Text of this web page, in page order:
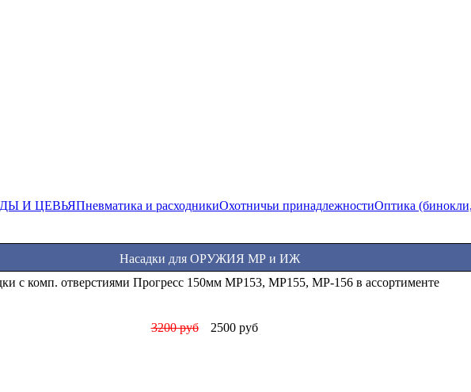
И ЦЕВЬЯПневматика и расходникиОхотничьи принадлежностиОптика
Насадки для ОРУЖИЯ МР и ИЖ
с комп. отверстиями Прогресс 150мм МР153, МР155, МР-156 в ассортименте
3200 руб 2500 руб